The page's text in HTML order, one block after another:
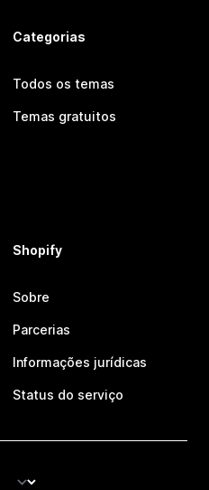
Categorias
Todos os temas
Temas gratuitos
Shopify
Sobre
Parcerias
Informações jurídicas
Status do serviço